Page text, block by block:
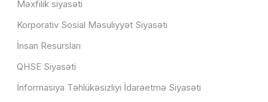
Məxfilik siyasəti
Korporativ Sosial Məsuliyyət Siyasəti
İnsan Resursları
QHSE Siyasəti
İnformasiya Təhlükəsizliyi İdarəetmə Siyasəti